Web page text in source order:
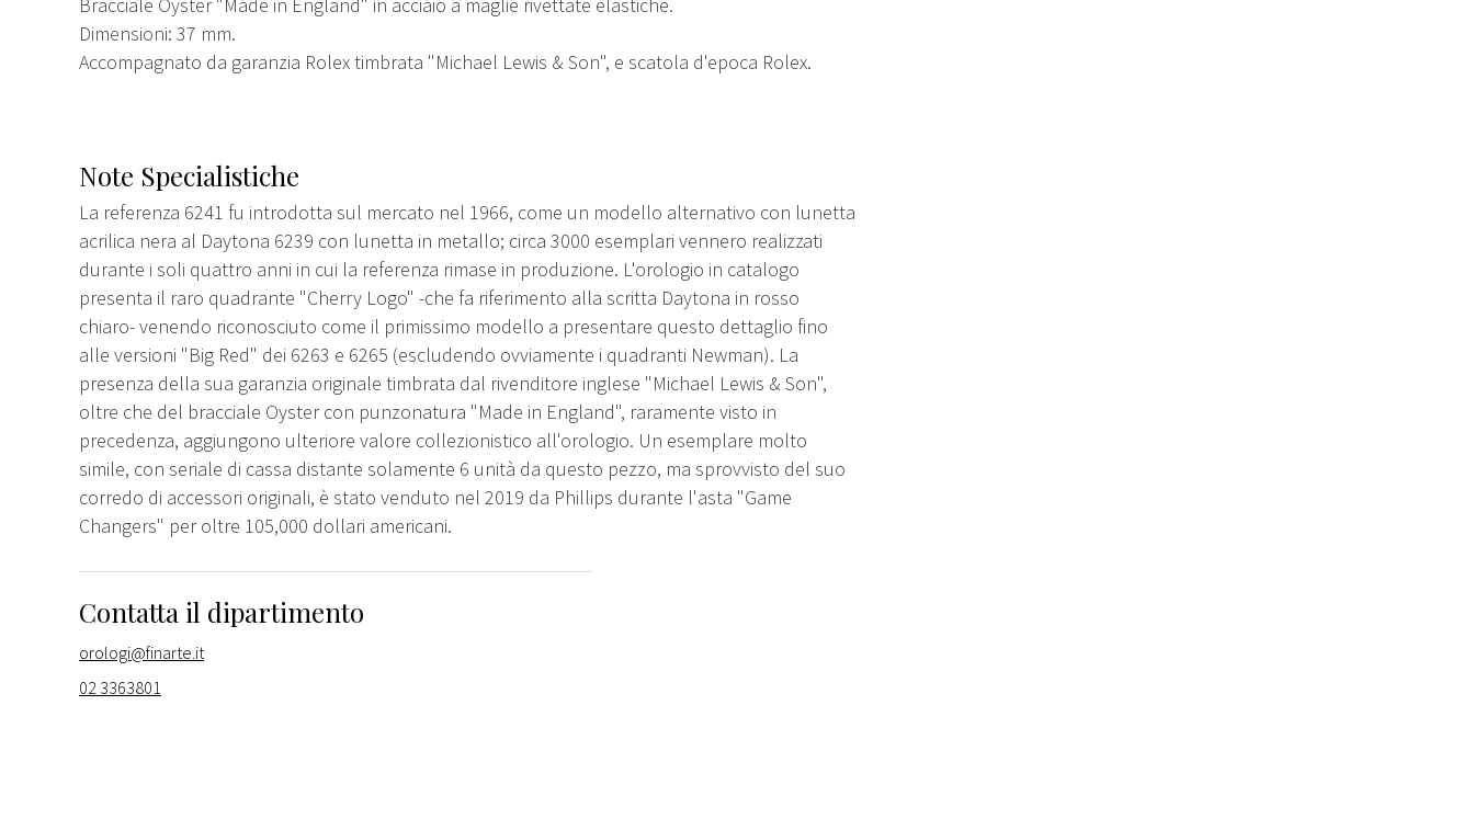
Dimensioni: 37 mm.
Accompagnato da garanzia Rolex timbrata "Michael Lewis & Son", e scatola d'epoca Rolex.
Note Specialistiche
La referenza 6241 fu introdotta sul mercato nel 1966, come un modello alternativo con lunetta
acrilica nera al Daytona 6239 con lunetta in metallo; circa 3000 esemplari vennero realizzati
durante i soli quattro anni in cui la referenza rimase in produzione. L'orologio in catalogo
presenta il raro quadrante "Cherry Logo" -che fa riferimento alla scritta Daytona in rosso
chiaro- venendo riconosciuto come il primissimo modello a presentare questo dettaglio fino
alle versioni "Big Red" dei 6263 e 6265 (escludendo ovviamente i quadranti Newman). La
presenza della sua garanzia originale timbrata dal rivenditore inglese "Michael Lewis & Son",
oltre che del bracciale Oyster con punzonatura "Made in England", raramente visto in
precedenza, aggiungono ulteriore valore collezionistico all'orologio. Un esemplare molto
simile, con seriale di cassa distante solamente 6 unità da questo pezzo, ma sprovvisto del suo
corredo di accessori originali, è stato venduto nel 2019 da Phillips durante l'asta "Game
Changers" per oltre 105,000 dollari americani.
Contatta il dipartimento
orologi@finarte.it
02 3363801